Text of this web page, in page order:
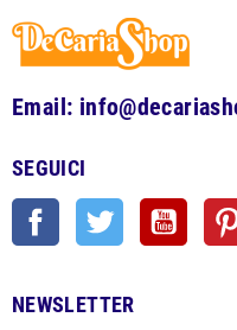
Email:
SEGUICI
Facebook Twitter
NEWSLETTER